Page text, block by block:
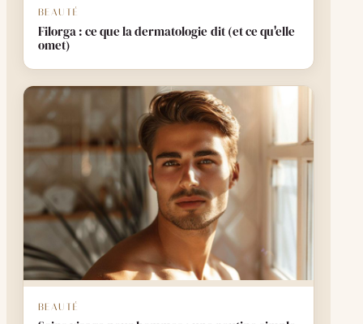
BEAUTÉ
Filorga : ce que la dermatologie dit (et ce qu'elle
omet)
BEAUTÉ